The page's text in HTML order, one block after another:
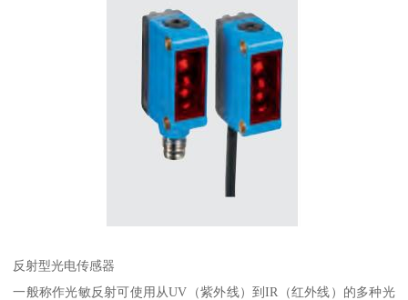
反射型光电传感器
一般称作光敏反射可使用从UV（紫外线）到IR（红外线）的多种光